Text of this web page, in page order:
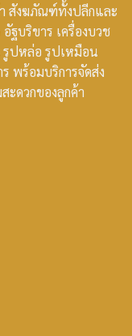
สังฆภัณฑ์ทั้งปลีกและ
ฐบริขาร เครื่องบวช
รูปหล่อ รูปเหมือน
พร้อมบริการจัดส่ง
ะดวกของลูกค้า